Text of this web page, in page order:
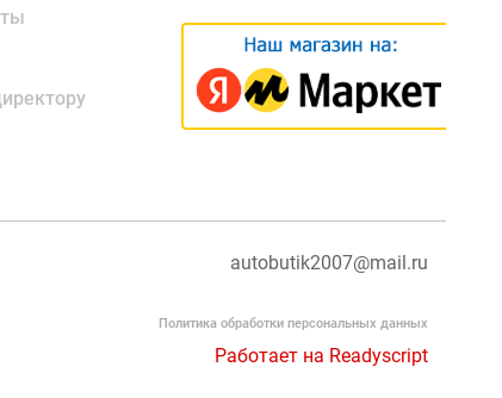
autobutik2007@mail.ru
Политика обработки персональных данных
Работает на Readyscript